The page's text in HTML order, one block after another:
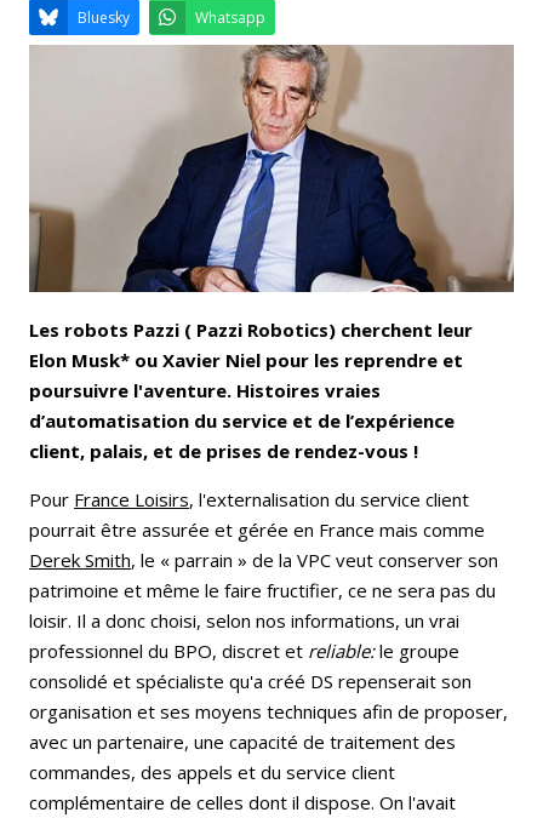
Facebook
Whatsapp
Les robots Pazzi ( Pazzi Robotics) cherchent leur
Elon Musk* ou Xavier Niel pour les reprendre et
poursuivre l'aventure. Histoires vraies
d’automatisation du service et de l’expérience
client, palais, et de prises de rendez-vous !
Pour France Loisirs, l'externalisation du service client
pourrait être assurée et gérée en France mais comme
Derek Smith, le « parrain » de la VPC veut conserver son
patrimoine et même le faire fructifier, ce ne sera pas du
loisir. Il a donc choisi, selon nos informations, un vrai
professionnel du BPO, discret et reliable:le groupe
consolidé et spécialiste qu'a créé DS repenserait son
organisation et ses moyens techniques afin de proposer,
avec un partenaire, une capacité de traitement des
commandes, des appels et du service client
complémentaire de celles dont il dispose. On l'avait